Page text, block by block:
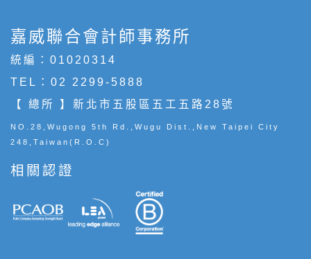
嘉威聯合會計師事務所
統編：01020314
TEL： 02 2299-5888
【 總所 】新北市五股區五工五路28號
NO.28,Wugong 5th Rd.,Wugu Dist.,New Taipei City
248,Taiwan(R.O.C)
相關認證